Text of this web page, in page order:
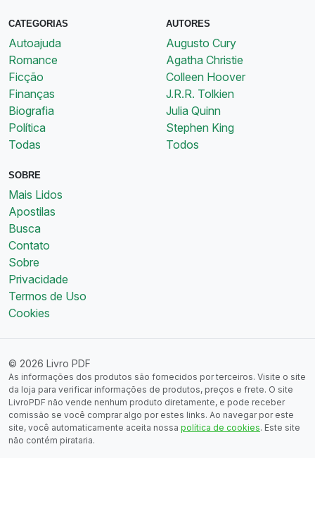
CATEGORIAS
Autoajuda
Romance
Ficção
Finanças
Biografia
Política
Todas
AUTORES
Augusto Cury
Agatha Christie
Colleen Hoover
J.R.R. Tolkien
Julia Quinn
Stephen King
Todos
SOBRE
Mais Lidos
Apostilas
Busca
Contato
Sobre
Privacidade
Termos de Uso
Cookies
© 2026 Livro PDF
As informações dos produtos são fornecidos por terceiros. Visite o site
da loja para verificar informações de produtos, preços e frete. O site
LivroPDF não vende nenhum produto diretamente, e pode receber
comissão se você comprar algo por estes links. Ao navegar por este
site, você automaticamente aceita nossa política de cookies. Este site
não contém pirataria.